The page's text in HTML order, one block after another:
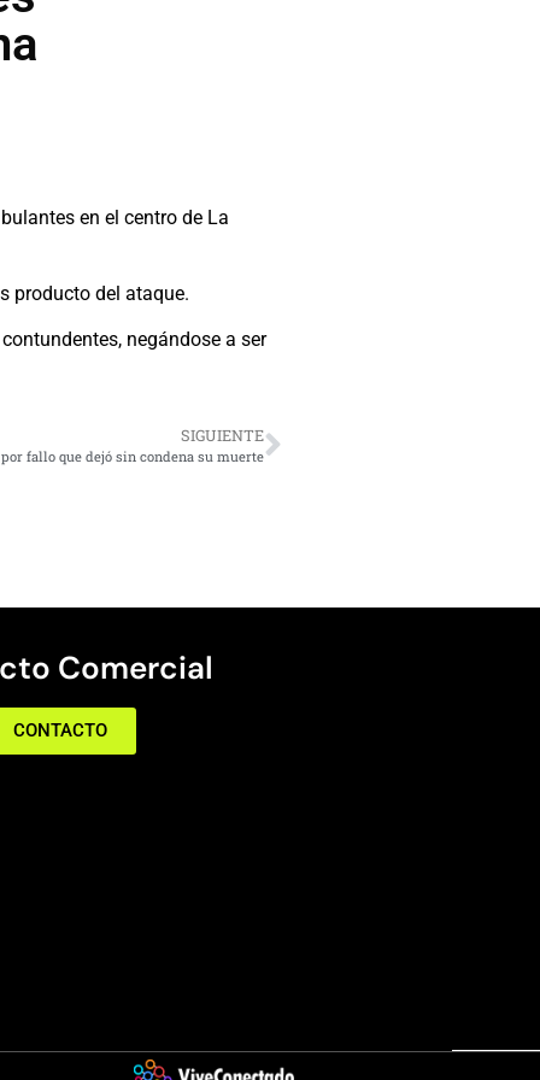
en el centro de La
producto del ataque.
negándose a ser
SIGUIENTE
fallo que dejó sin condena su muerte
Comercial
CONTACTO